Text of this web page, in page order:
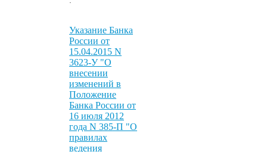
Указание Банка
России от
15.04.2015 N
3623-У "О
внесении
изменений в
Положение
Банка России от
16 июля 2012
года N 385-П "О
правилах
ведения